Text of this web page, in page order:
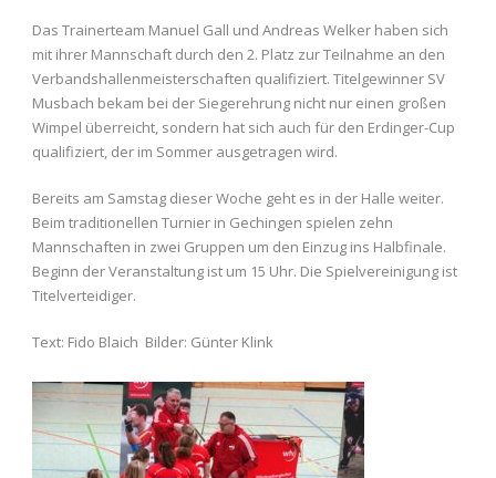
Das Trainerteam Manuel Gall und Andreas Welker haben sich
mit ihrer Mannschaft durch den 2. Platz zur Teilnahme an den
Verbandshallenmeisterschaften qualifiziert. Titelgewinner SV
Musbach bekam bei der Siegerehrung nicht nur einen großen
Wimpel überreicht, sondern hat sich auch für den Erdinger-Cup
qualifiziert, der im Sommer ausgetragen wird.
Bereits am Samstag dieser Woche geht es in der Halle weiter.
Beim traditionellen Turnier in Gechingen spielen zehn
Mannschaften in zwei Gruppen um den Einzug ins Halbfinale.
Beginn der Veranstaltung ist um 15 Uhr. Die Spielvereinigung ist
Titelverteidiger.
Text: Fido Blaich Bilder: Günter Klink